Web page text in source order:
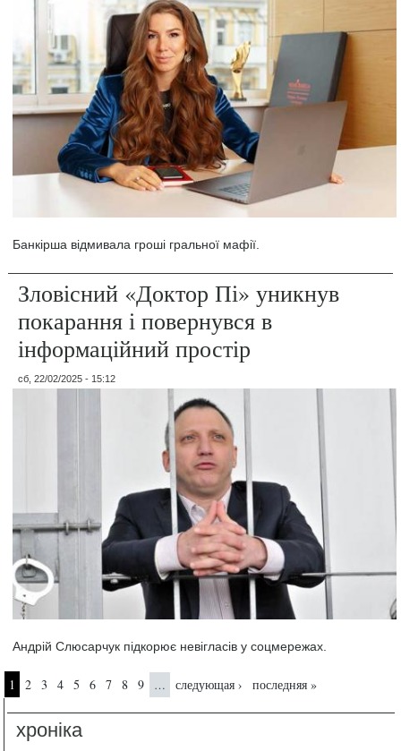
Банкірша відмивала гроші гральної мафії.
Зловісний «Доктор Пі» уникнув
покарання і повернувся в
інформаційний простір
сб, 22/02/2025 - 15:12
Андрій Слюсарчук підкорює невігласів у соцмережах.
Страницы
1 2 3 4 5 6 7 8 9 … следующая › последняя »
хроніка